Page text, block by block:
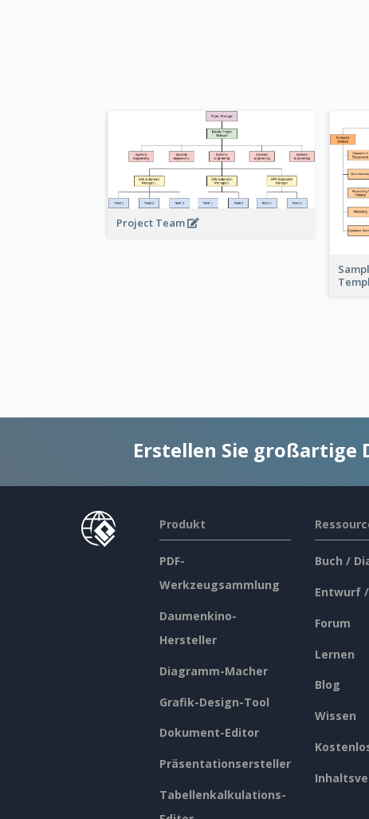
Project Team
Erstellen Sie großartige
Produkt
PDF-
Werkzeugsammlung
Daumenkino-
Hersteller
Diagramm-Macher
Grafik-Design-Tool
Dokument-Editor
Präsentationsersteller
Tabellenkalkulations-
Buch /
Entwurf
Forum
Lernen
Blog
Wissen